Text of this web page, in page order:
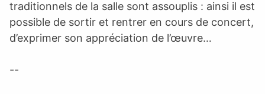
traditionnels de la salle sont assouplis : ainsi il est
possible de sortir et rentrer en cours de concert,
d’exprimer son appréciation de l’œuvre…
--